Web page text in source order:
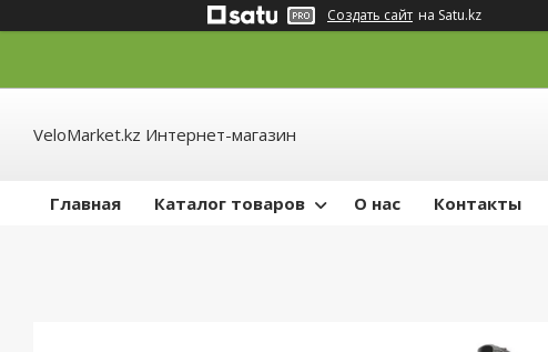
Создать сайт на Satu.kz
VeloMarket.kz Интернет-магазин
Главная Каталог товаров О нас Контакты